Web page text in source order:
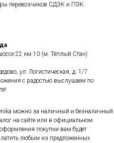
перевозчиков СДЭК и ПЭК:
22 км 10 (м. Тёплый Стан)
ул. Логистическая, д. 1/7
с радостью выслушаем по
можно за наличный и безналичный
на сайте или в официальном
покупки вам будет
любым из предложенных